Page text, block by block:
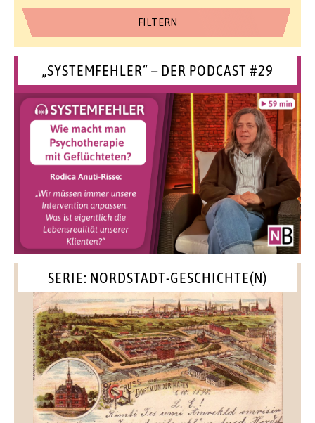
„SYSTEMFEHLER“ – DER PODCAST #29
SERIE: NORDSTADT-GESCHICHTE(N)